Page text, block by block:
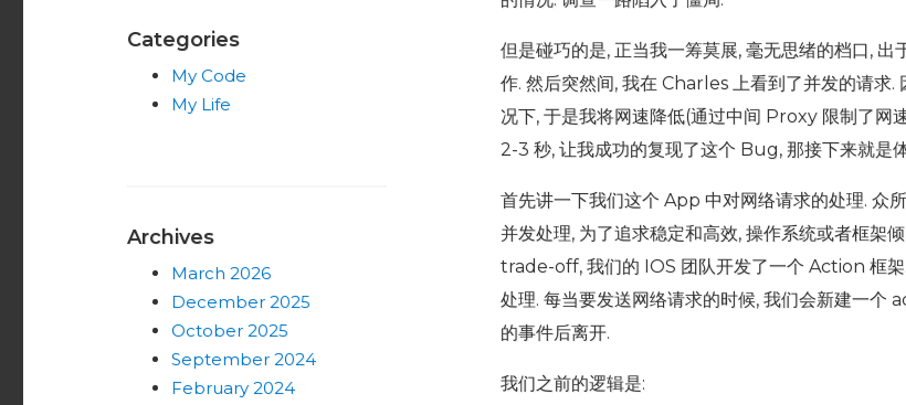
但是碰巧的是, 正当我一筹莫展, 毫无思绪的档口,
作. 然后突然间, 我在 Charles 上看到了并发的请求
况下, 于是我将网速降低(通过中间 Proxy 限制了
2-3 秒, 让我成功的复现了这个 Bug, 那接下来就是
首先讲一下我们这个 App 中对网络请求的处理. 众
并发处理, 为了追求稳定和高效, 操作系统或者框架
trade-off, 我们的 IOS 团队开发了一个 Action 框
处理. 每当要发送网络请求的时候, 我们会新建一个
的事件后离开.
我们之前的逻辑是:
Categories
My Code
My Life
Archives
March 2026
December 2025
October 2025
September 2024
February 2024